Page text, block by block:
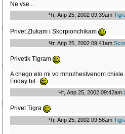
Ne vse...
Чт, Апр 25, 2002 09:39am
Privet Zlukam i Skorpionchikam
Чт, Апр 25, 2002 09:41am
Privetik Tigram
A chego eto mi vo mnozhestvenom
Friday bil..
Чт, Апр 25, 2002 09:42am
Privet Tigra
Чт, Апр 25, 2002 09:58am